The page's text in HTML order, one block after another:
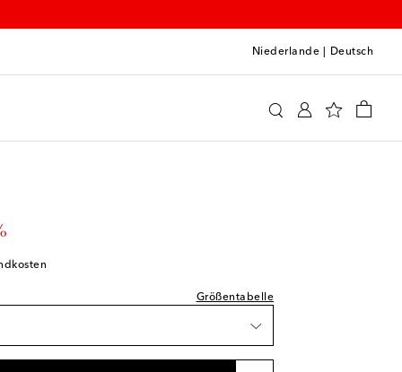
Niederlande Deutsch
Größentabelle